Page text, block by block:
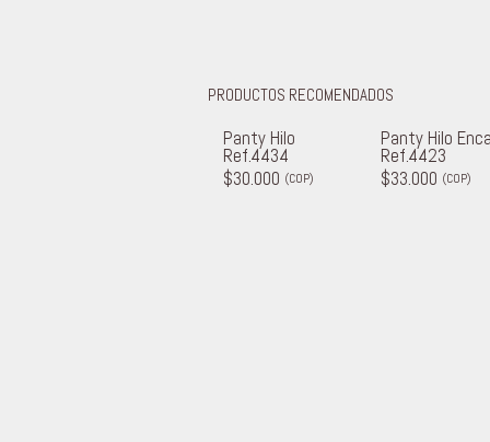
PRODUCTOS RECOMENDADOS
Panty Hilo
Ref.4434
$30.000 (COP)
Panty Hilo
Ref.4423
$33.000 (COP)